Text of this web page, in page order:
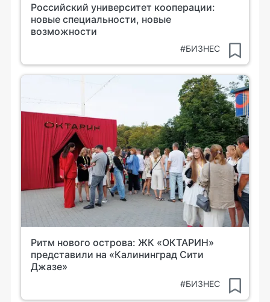
Российский университет кооперации:
новые специальности, новые
возможности
#БИЗНЕС
Ритм нового острова: ЖК «ОКТАРИН»
представили на «Калининград Сити
Джазе»
#БИЗНЕС